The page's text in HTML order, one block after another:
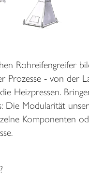
Rohreifengreifer
Prozesse - von der
Heizpressen.
Die Modularität
Komponenten